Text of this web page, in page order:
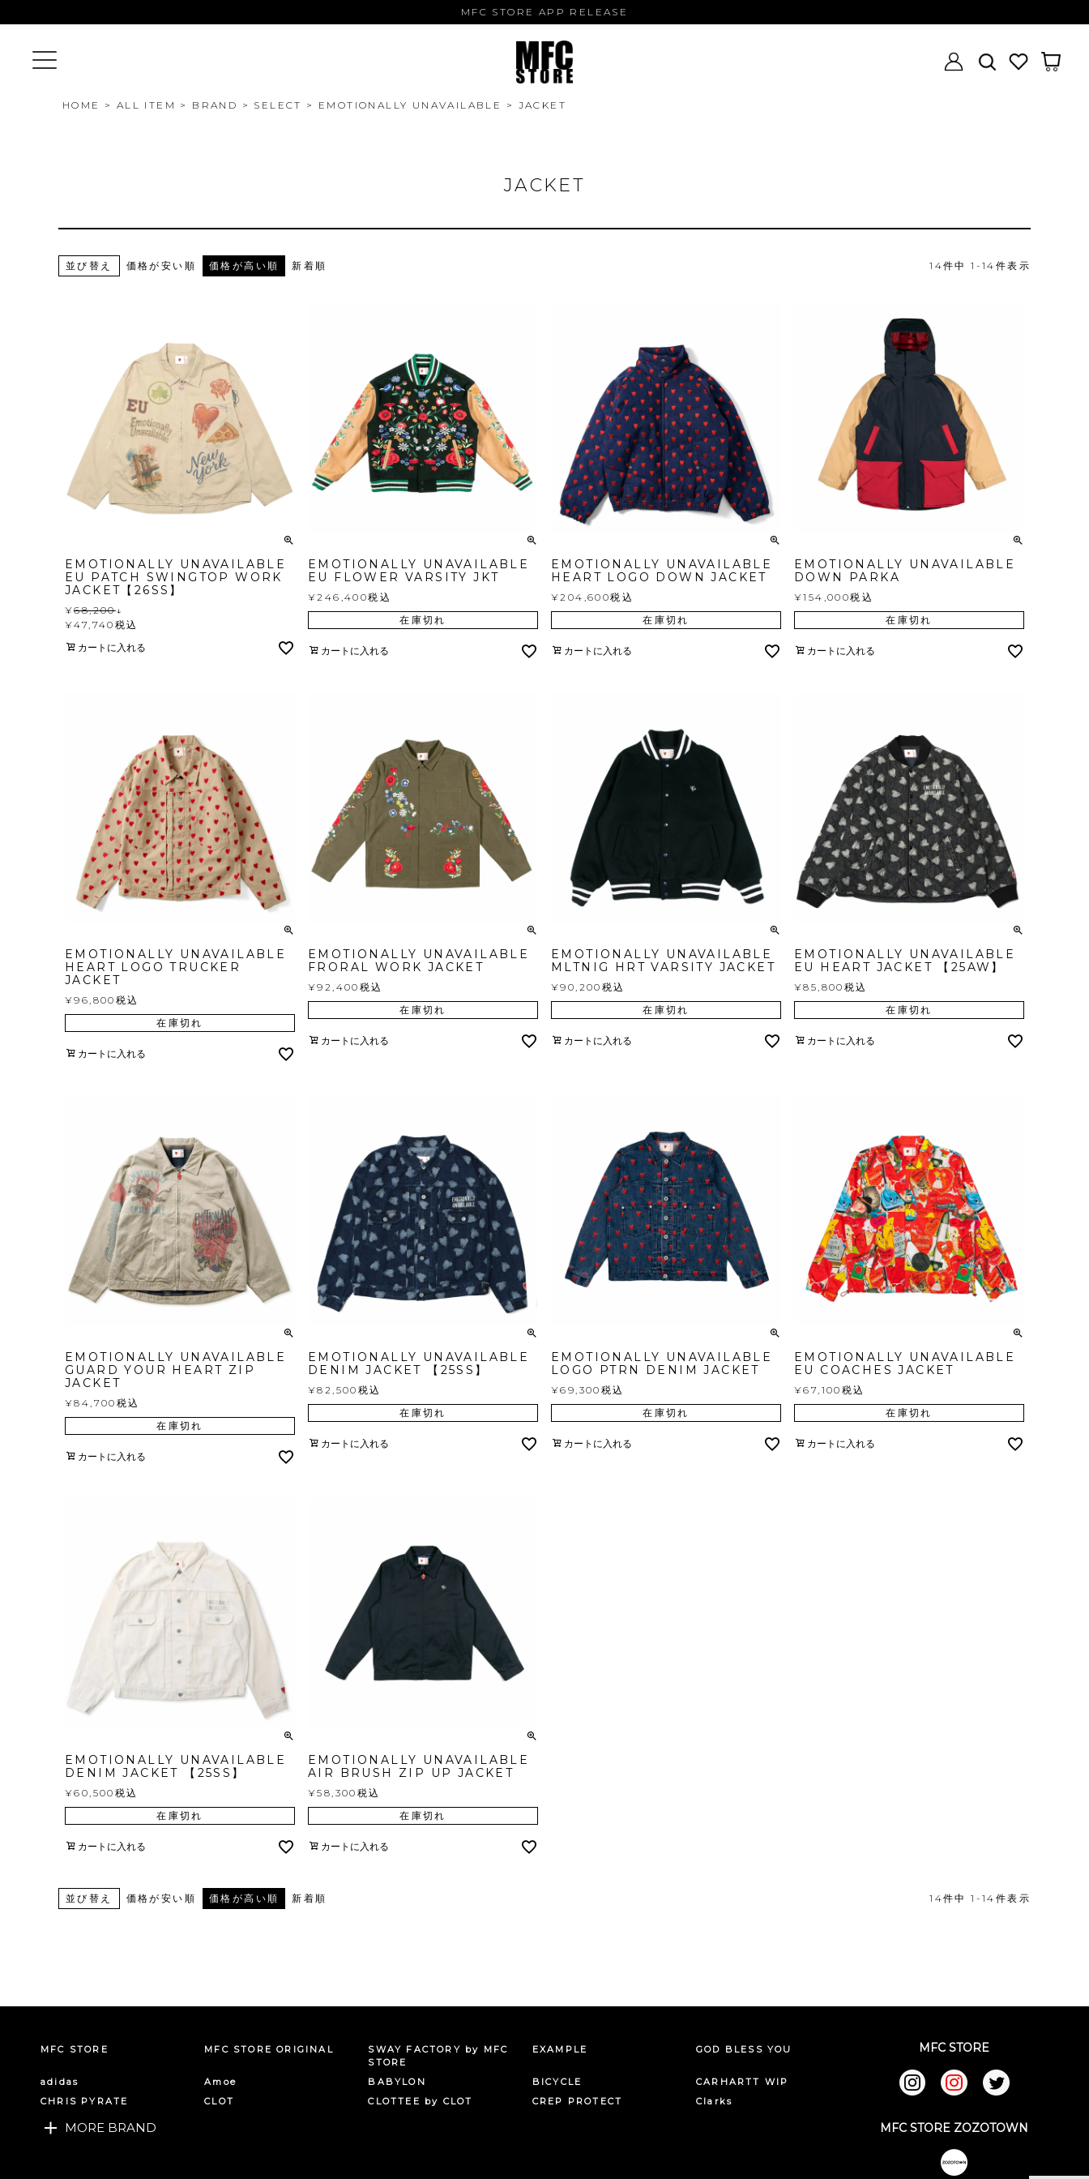
MFC STORE APP RELEASE
HOME ALL ITEM BRAND SELECT EMOTIONALLY UNAVAILABLE JACKET
JACKET
並び替え 価格が安い順 価格が高い順 新着順 14件中 1 - 14 件表示
EMOTIONALLY UNAVAILABLE
EU PATCH SWINGTOP WORK
JACKET【26SS】
¥68,200↓
¥47,740 税込
カートに入れる
EMOTIONALLY UNAVAILABLE
EU FLOWER VARSITY JKT
¥246,400税込
在庫切れ
カートに入れる
EMOTIONALLY UNAVAILABLE
HEART LOGO DOWN JACKET
¥204,600税込
在庫切れ
カートに入れる
EMOTIONALLY UNAVAILABLE
DOWN PARKA
¥154,000税込
在庫切れ
カートに入れる
EMOTIONALLY UNAVAILABLE
HEART LOGO TRUCKER
JACKET
¥96,800 税込
在庫切れ
カートに入れる
EMOTIONALLY UNAVAILABLE
FRORAL WORK JACKET
¥92,400 税込
在庫切れ
カートに入れる
EMOTIONALLY UNAVAILABLE
MLTNIG HRT VARSITY JACKET
¥90,200 税込
在庫切れ
カートに入れる
EMOTIONALLY UNAVAILABLE
EU HEART JACKET 【25AW】
¥85,800 税込
在庫切れ
カートに入れる
EMOTIONALLY UNAVAILABLE
GUARD YOUR HEART ZIP
JACKET
¥84,700 税込
在庫切れ
カートに入れる
EMOTIONALLY UNAVAILABLE
DENIM JACKET 【25SS】
¥82,500 税込
在庫切れ
カートに入れる
EMOTIONALLY UNAVAILABLE
LOGO PTRN DENIM JACKET
¥69,300 税込
在庫切れ
カートに入れる
EMOTIONALLY UNAVAILABLE
EU COACHES JACKET
¥67,100 税込
在庫切れ
カートに入れる
EMOTIONALLY UNAVAILABLE
DENIM JACKET 【25SS】
¥60,500 税込
在庫切れ
カートに入れる
EMOTIONALLY UNAVAILABLE
AIR BRUSH ZIP UP JACKET
¥58,300 税込
在庫切れ
カートに入れる
並び替え 価格が安い順 価格が高い順 新着順 14件中 1 - 14 件表示
MFC STORE MFC STORE ORIGINAL
SWAY FACTORY by MFC
STORE
EXAMPLE GOD BLESS YOU
adidas Amoe BABYLON BICYCLE
CARHARTT WIP
CHRIS PYRATE
CLOT CLOTTEE by CLOT CREP PROTECT Clarks
MORE BRAND
MFC STORE
MFC STORE ZOZOTOWN